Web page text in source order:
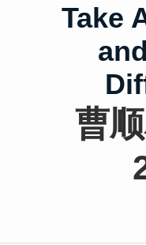
Take
曹